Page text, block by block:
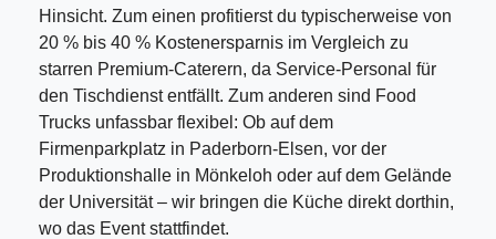
Hinsicht. Zum einen profitierst du typischerweise von
20 % bis 40 % Kostenersparnis im Vergleich zu
starren Premium-Caterern, da Service-Personal für
den Tischdienst entfällt. Zum anderen sind Food
Trucks unfassbar flexibel: Ob auf dem
Firmenparkplatz in Paderborn-Elsen, vor der
Produktionshalle in Mönkeloh oder auf dem Gelände
der Universität – wir bringen die Küche direkt dorthin,
wo das Event stattfindet.